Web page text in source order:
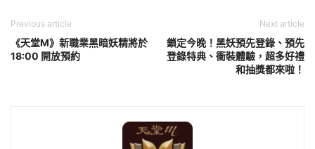
Previous article
《天堂M》新職業黑暗妖精將於
18:00 開放預約
Next article
鎖定今晚！黑妖預先登錄、預先
登錄特典、衝裝體驗，超多好禮
和抽獎都來啦！